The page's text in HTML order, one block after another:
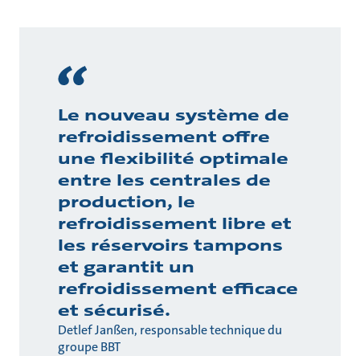
Le nouveau système de
refroidissement offre
une flexibilité optimale
entre les centrales de
production, le
refroidissement libre et
les réservoirs tampons
et garantit un
refroidissement efficace
et sécurisé.
Detlef Janßen, responsable technique du
groupe BBT